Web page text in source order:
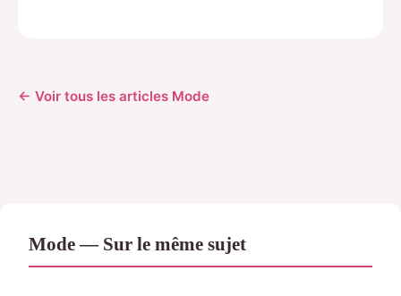
← Voir tous les articles Mode
Mode — Sur le même sujet